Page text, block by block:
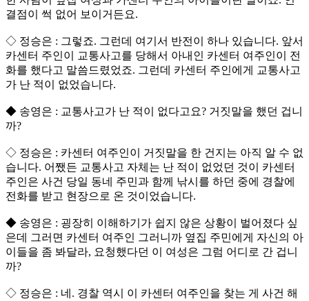
결점이 썩 없어 보이거든요.
◇ 정승은 : 그렇죠. 그런데 여기서 반전이 하나 있습니다. 앞서
카센터 주인이 교통사고를 당해서 아내인 카센터 여주인이 전
화를 했다고 말씀드렸었죠. 그런데 카센터 주인에게 교통사고
가 난 적이 없었습니다.
◆ 송영은 : 교통사고가 난 적이 없다고요? 거짓말을 했던 겁니
까?
◇ 정승은 : 카센터 여주인이 거짓말을 한 건지는 아직 알 수 없
습니다. 어쨌든 교통사고 자체는 난 적이 없었던 것이 카센터
주인은 사건 당일 동네 주민과 함께 낚시를 하던 중에 경찰에
전화를 받고 현장으로 온 것이었습니다.
◆ 송영은 : 굉장히 이해하기가 쉽지 않은 상황이 벌어졌다 싶
은데 그러면 카센터 여주인 그러니까 옆집 주민에게 자신의 아
이들을 좀 봐달라, 요청했다던 이 여성은 그럼 어디로 간 겁니
까?
◇ 정승은 : 네. 경찰 역시 이 카센터 여주인을 찾는 게 사건 해